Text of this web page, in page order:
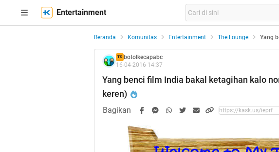
Entertainment
Beranda Komunitas Entertainment The Lounge Yang
TS botolkecapabc
16-04-2016 14:37
Yang benci film India bakal ketagihan kalo
keren)
Bagikan